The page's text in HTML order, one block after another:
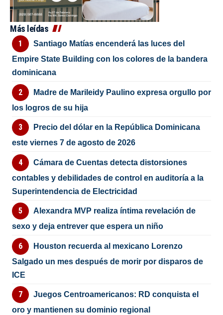
Más leídas
Santiago Matías encenderá las luces del
Empire State Building con los colores de la bandera
dominicana
Madre de Marileidy Paulino expresa orgullo por
los logros de su hija
Precio del dólar en la República Dominicana
este viernes 7 de agosto de 2026
Cámara de Cuentas detecta distorsiones
contables y debilidades de control en auditoría a la
Superintendencia de Electricidad
Alexandra MVP realiza íntima revelación de
sexo y deja entrever que espera un niño
Houston recuerda al mexicano Lorenzo
Salgado un mes después de morir por disparos de
ICE
Juegos Centroamericanos: RD conquista el
oro y mantienen su dominio regional